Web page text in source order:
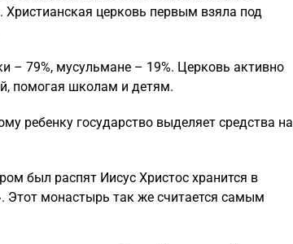
Христианская церковь первым взяла под
– 79%, мусульмане – 19%. Церковь активно
помогая школам и детям.
ребенку государство выделяет средства на
был распят Иисус Христос хранится в
монастырь так же считается самым